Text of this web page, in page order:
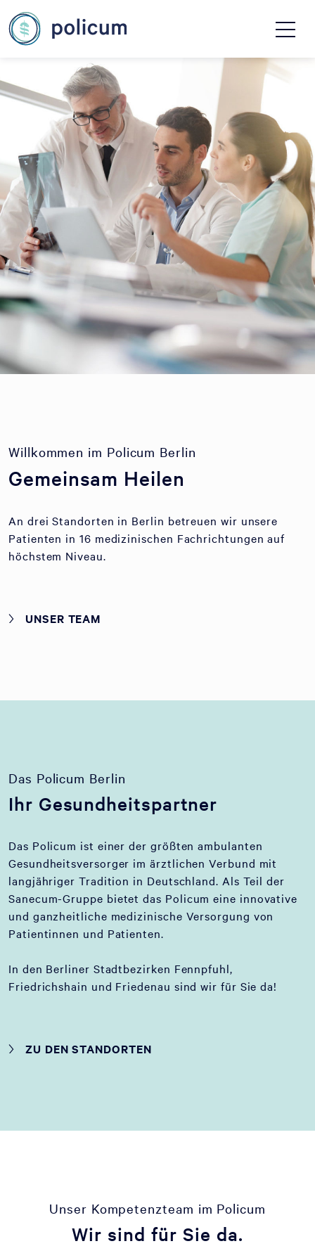
Willkommen im Policum Berlin
Gemeinsam Heilen
An drei Standorten in Berlin betreuen wir unsere
Patienten in 16 medizinischen Fachrichtungen auf
höchstem Niveau.
UNSER TEAM
Das Policum Berlin
Ihr Gesundheitspartner
Das Policum ist einer der größten ambulanten
Gesundheitsversorger im ärztlichen Verbund mit
langjähriger Tradition in Deutschland. Als Teil der
Sanecum-Gruppe bietet das Policum eine innovative
und ganzheitliche medizinische Versorgung von
Patientinnen und Patienten.
In den Berliner Stadtbezirken Fennpfuhl,
Friedrichshain und Friedenau sind wir für Sie da!
ZU DEN STANDORTEN
Unser Kompetenzteam im Policum
Wir sind für Sie da.